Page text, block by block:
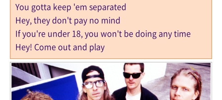
You gotta keep 'em separated
Hey, they don't pay no mind
If you're under 18, you won't be doing any time
Hey! Come out and play